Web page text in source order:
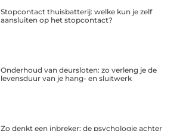
Stopcontact thuisbatterij: welke kun je zelf
aansluiten op het stopcontact?
Onderhoud van deursloten: zo verleng je de
levensduur van je hang- en sluitwerk
Zo denkt een inbreker: de psychologie achter